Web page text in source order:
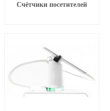
Счётчики посетителей